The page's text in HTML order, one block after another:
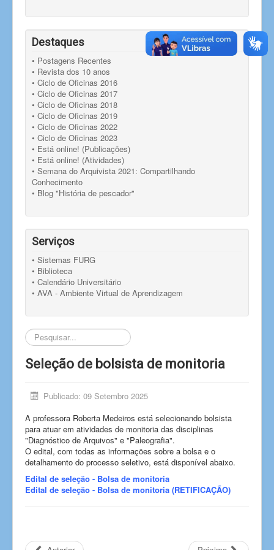
Destaques
• Postagens Recentes
• Revista dos 10 anos
• Ciclo de Oficinas 2016
• Ciclo de Oficinas 2017
• Ciclo de Oficinas 2018
• Ciclo de Oficinas 2019
• Ciclo de Oficinas 2022
• Ciclo de Oficinas 2023
• Está online! (Publicações)
• Está online! (Atividades)
• Semana do Arquivista 2021: Compartilhando
Conhecimento
• Blog "História de pescador"
Serviços
• Sistemas FURG
• Biblioteca
• Calendário Universitário
• AVA - Ambiente Virtual de Aprendizagem
Pesquisar...
Seleção de bolsista de monitoria
Publicado: 09 Setembro 2025
A professora Roberta Medeiros está selecionando bolsista
para atuar em atividades de monitoria das disciplinas
"Diagnóstico de Arquivos" e "Paleografia".
O edital, com todas as informações sobre a bolsa e o
detalhamento do processo seletivo, está disponível abaixo.
Edital de seleção - Bolsa de monitoria
Edital de seleção - Bolsa de monitoria (RETIFICAÇÃO)